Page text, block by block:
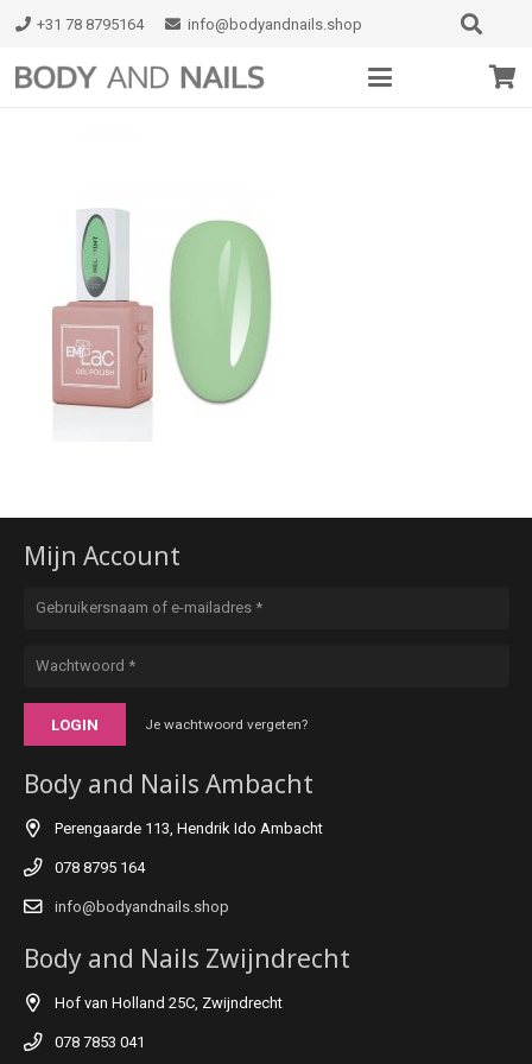
+31 78 8795164 info@bodyandnails.shop
Mijn Account
LOGIN Je wachtwoord vergeten?
Body and Nails Ambacht
Perengaarde 113, Hendrik Ido Ambacht
078 8795 164
info@bodyandnails.shop
Body and Nails Zwijndrecht
Hof van Holland 25C, Zwijndrecht
078 7853 041